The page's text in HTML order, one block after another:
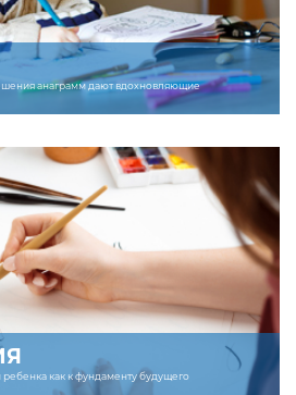
анаграмм дают вдохновляющие
как к фундаменту будущего